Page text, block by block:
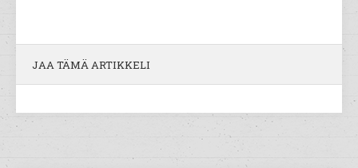
JAA TÄMÄ ARTIKKELI